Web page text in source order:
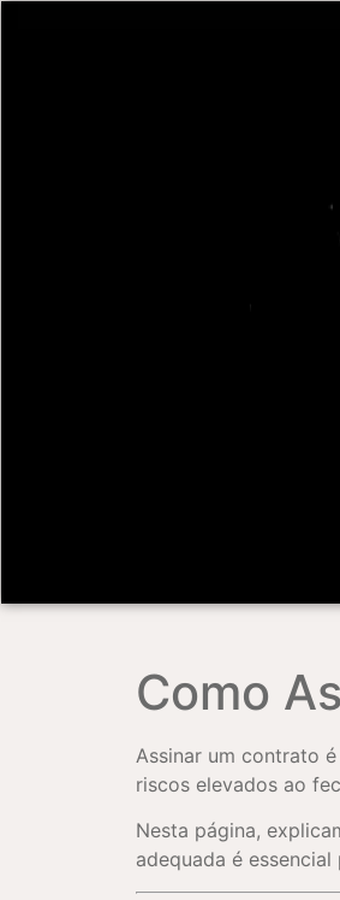
Como
Assinar um contrato
riscos elevados ao
Nesta página,
adequada é